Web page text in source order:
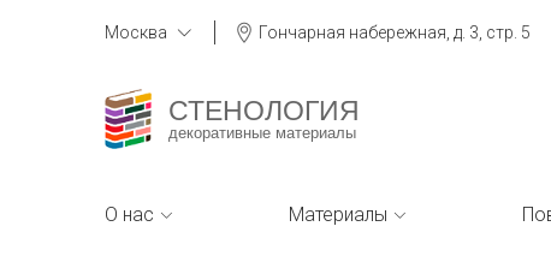
Москва Гончарная набережная, д. 3, стр. 5
СТЕНОЛОГИЯ
декоративные материалы
О нас Материалы